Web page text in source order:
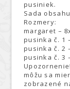
pusiniek.
Sada
Rozmery:
margaret –
pusinka č. 1
pusinka č. 2
pusinka č. 3
môžu sa
zobrazené